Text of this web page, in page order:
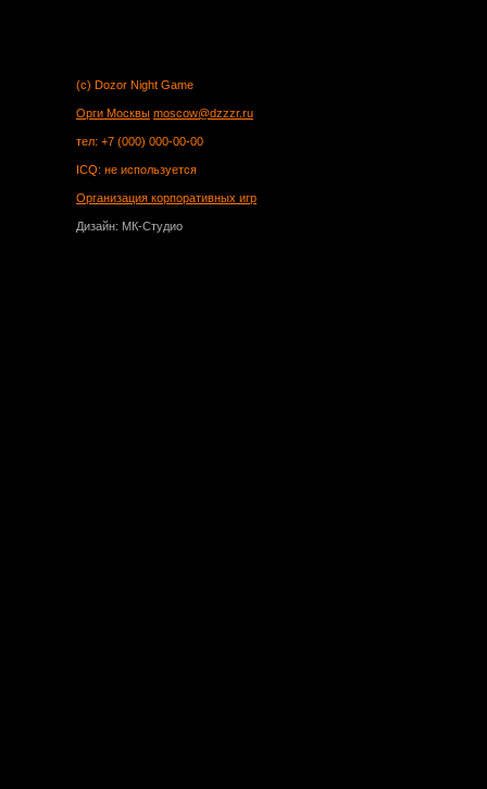
(c) Dozor Night Game
Орги Москвы moscow@dzzzr.ru
тел: +7 (000) 000-00-00
ICQ: не используется
Организация корпоративных игр
Дизайн: МК-Студио